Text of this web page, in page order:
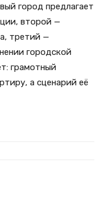
город предлагает
второй —
третий —
городской
грамотный
а сценарий её